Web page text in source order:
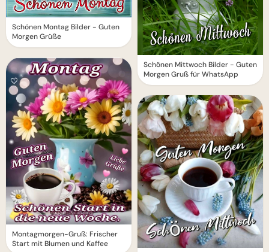
Schönen Montag Bilder - Guten
Morgen Grüße
Montagmorgen-Gruß: Frischer
Start mit Blumen und Kaffee
Schönen Mittwoch Bilder - Guten
Morgen Gruß für WhatsApp